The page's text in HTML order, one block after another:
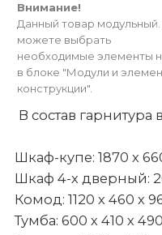
Внимание!
Данный товар
можете выбрать
необходимые элементы
в блоке "Модули и
конструкции".
В состав гарнитура
Шкаф-купе: 1870 х
Шкаф 4-х дверный:
Комод: 1120 х 460 х
Тумба: 600 х 410 х